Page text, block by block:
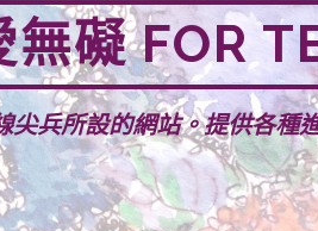
無礙 FOR
尖兵所設的網站。提供各種